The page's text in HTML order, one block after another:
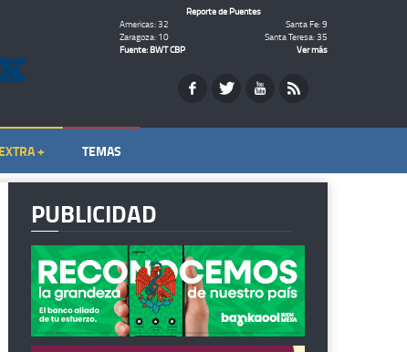
Reporte de Puentes
Americas: 32
Santa Fe: 9
Zaragoza: 10
Santa Teresa: 35
Fuente: BWT CBP
Ver más
EXTRA + TEMAS
PUBLICIDAD